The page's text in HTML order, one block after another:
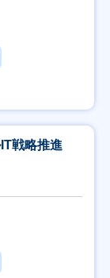
戦略推進